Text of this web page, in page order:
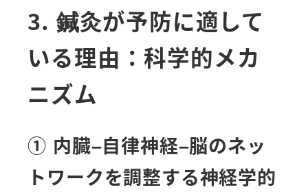
3. 鍼灸が予防に適して
いる理由：科学的メカ
ニズム
① 内臓–自律神経–脳のネッ
トワークを調整する神経学的